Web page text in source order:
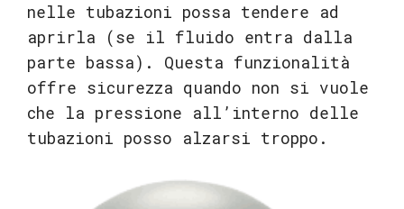
nelle tubazioni possa tendere ad
aprirla (se il fluido entra dalla
parte bassa). Questa funzionalità
offre sicurezza quando non si vuole
che la pressione all’interno delle
tubazioni posso alzarsi troppo.